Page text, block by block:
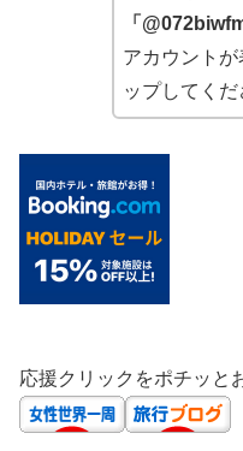
「@072biwfm
アカウント
ップしてくだ
応援クリックをポチッと